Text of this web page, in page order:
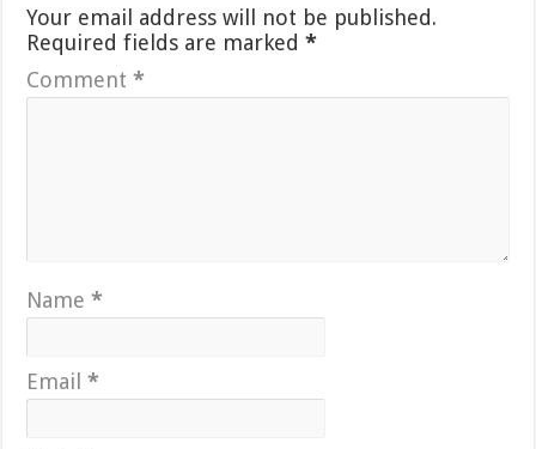
Your email address will not be published.
Required fields are marked*
Comment*
Name*
Email*